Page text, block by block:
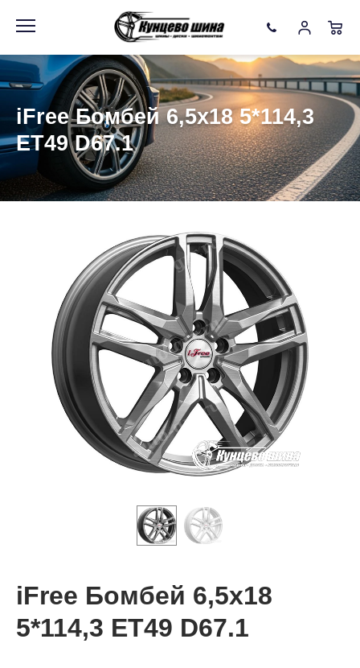
iFree Бомбей 6,5x18 5*114,3
ET49 D67.1
iFree Бомбей 6,5x18
5*114,3 ET49 D67.1
Информация Фото товара